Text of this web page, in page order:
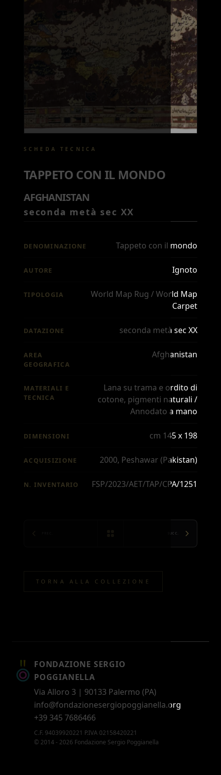
SCHEDA TECNICA
TAPPETO CON IL MONDO
AFGHANISTAN
seconda metà sec XX
DENOMINAZIONE Tappeto con il mondo
AUTORE Ignoto
TIPOLOGIA
World Map Rug / World Map
Carpet
DATAZIONE seconda metà sec XX
AREA
GEOGRAFICA
Afghanistan
MATERIALI E
TECNICA
Lana su trama e ordito di
cotone, pigmenti naturali /
Annodato a mano
DIMENSIONI cm 145 x 198
ACQUISIZIONE 2000, Peshawar (Pakistan)
N. INVENTARIO FSP/2023/AET/TAP/CPA/1251
SUCC.
TORNA ALLA COLLEZIONE
FONDAZIONE SERGIO
POGGIANELLA
Via Alloro 3 | 90133 Palermo (PA)
info@fondazionesergiopoggianella.org
+39 345 7686466
C.F. 94039920221 P.IVA 02158420221
© 2014 - 2026 Fondazione Sergio Poggianella